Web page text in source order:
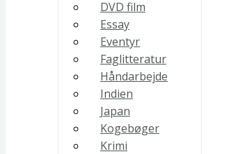
DVD film
Essay
Eventyr
Faglitteratur
Håndarbejde
Indien
Japan
Kogebøger
Krimi